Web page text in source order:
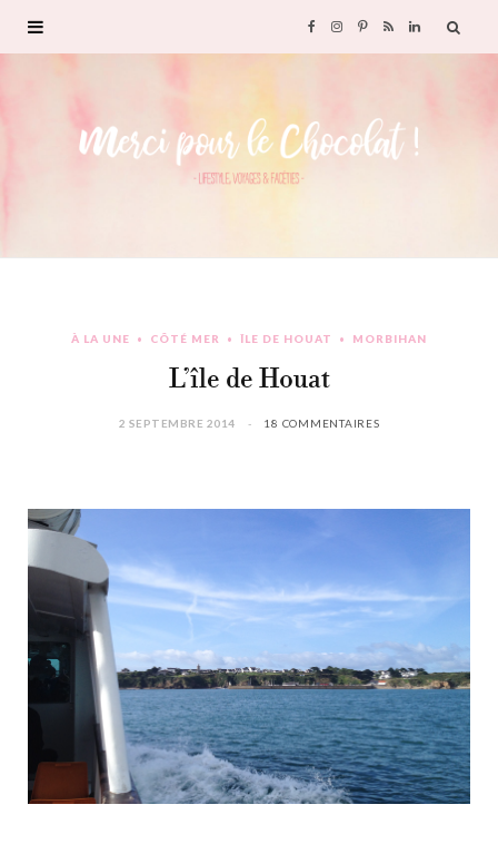
F
c
o
I
r
P
n
e
R
S
L
I
À LA UNE CÔTÉ MER ÎLE DE HOUAT MORBIHAN
L’île de Houat
2 SEPTEMBRE 2014 18 COMMENTAIRES